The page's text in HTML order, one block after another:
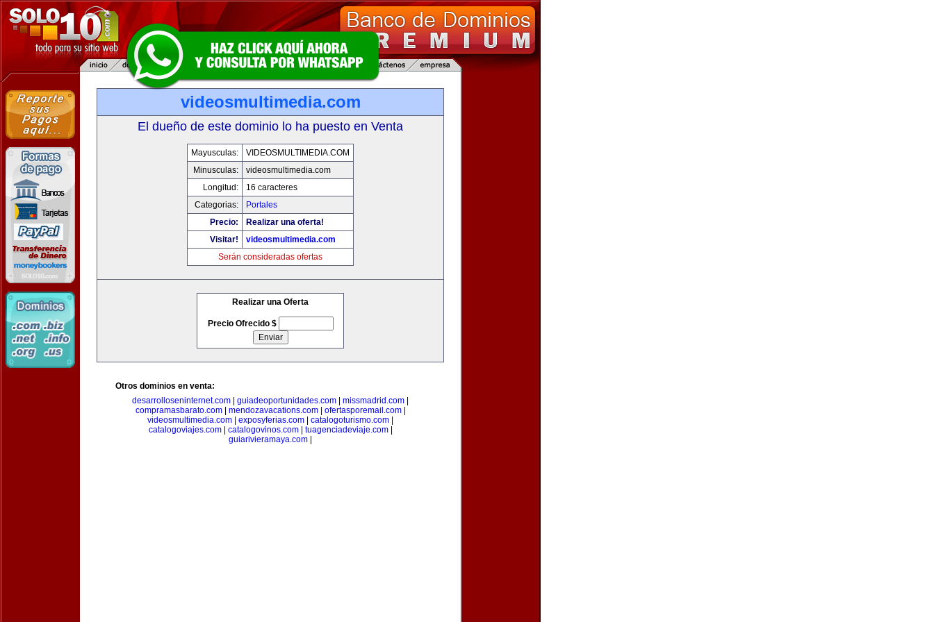
videosmultimedia.com
El dueño de este dominio lo ha puesto en Venta
Mayusculas:
VIDEOSMULTIMEDIA.COM
Minusculas:
videosmultimedia.com
Longitud:
16 caracteres
Categorias:
Portales
Precio:
Realizar una oferta!
Visitar!
videosmultimedia.com
Serán consideradas ofertas
Realizar una Oferta
Precio Ofrecido $
Otros dominios en venta:
desarrolloseninternet.com
guiadeoportunidades.com missmadrid.com
compramasbarato.com| mendozavacations.com| ofertasporemail.com|
videosmultimedia.com
exposyferias.com catalogoturismo.com
catalogoviajes.com| catalogovinos.com| tuagenciadeviaje.com|
guiarivieramaya.com